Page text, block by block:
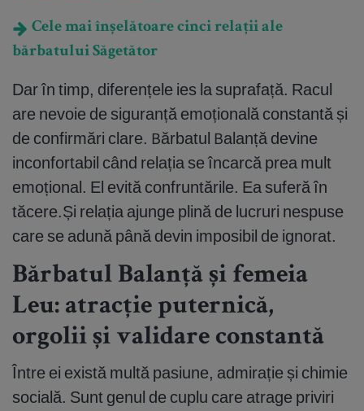
Cele mai înșelătoare cinci relații ale
bărbatului Săgetător
Dar în timp, diferențele ies la suprafață. Racul
are nevoie de siguranță emoțională constantă și
de confirmări clare. Bărbatul Balanță devine
inconfortabil când relația se încarcă prea mult
emoțional. El evită confruntările. Ea suferă în
tăcere.Și relația ajunge plină de lucruri nespuse
care se adună până devin imposibil de ignorat.
Bărbatul Balanță și femeia
Leu: atracție puternică,
orgolii și validare constantă
Între ei există multă pasiune, admirație și chimie
socială. Sunt genul de cuplu care atrage priviri